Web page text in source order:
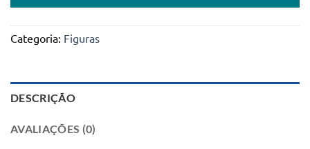
Categoria: Figuras
DESCRIÇÃO
AVALIAÇÕES (0)